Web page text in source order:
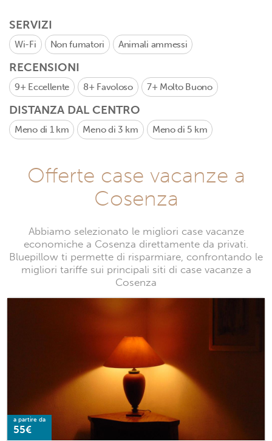
SERVIZI
Wi-Fi Non fumatori Animali ammessi
RECENSIONI
9+ Eccellente 8+ Favoloso 7+ Molto Buono
DISTANZA DAL CENTRO
Meno di 1 km Meno di 3 km Meno di 5 km
Offerte case vacanze a
Cosenza
Abbiamo selezionato le migliori case vacanze
economiche a Cosenza direttamente da privati.
Bluepillow ti permette di risparmiare, confrontando le
migliori tariffe sui principali siti di case vacanze a
Cosenza
a partire da
55€